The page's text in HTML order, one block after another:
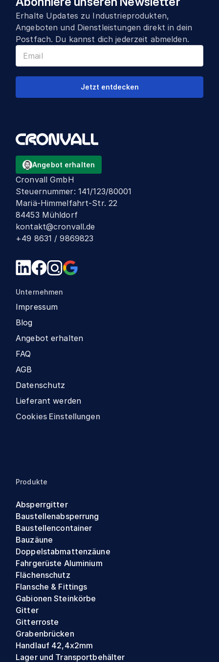
Erhalte Updates zu Industrieprodukten,
Angeboten und Dienstleistungen direkt in dein
Postfach. Du kannst dich jederzeit abmelden.
Jetzt entdecken
Angebot erhalten
Cronvall GmbH
Steuernummer: 141/123/80001
Mariä-Himmelfahrt-Str. 22
84453 Mühldorf
kontakt@cronvall.de
+49 8631 / 9869823
Unternehmen
Impressum
Blog
Angebot erhalten
FAQ
AGB
Datenschutz
Lieferant werden
Cookies Einstellungen
Produkte
Absperrgitter
Baustellenabsperrung
Baustellencontainer
Bauzäune
Doppelstabmattenzäune
Fahrgerüste Aluminium
Flächenschutz
Flansche & Fittings
Gabionen Steinkörbe
Gitter
Gitterroste
Grabenbrücken
Handlauf 42,4x2mm
Lager und Transportbehälter